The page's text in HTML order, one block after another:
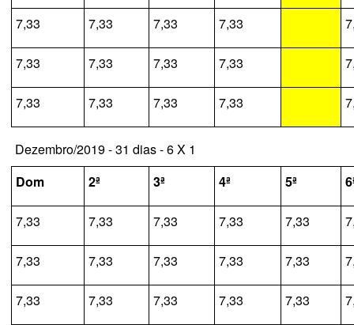
7,33 7,33 7,33 7,33
7,33 7,33 7,33 7,33
7,33 7,33 7,33 7,33
Dezembro/2019 - 31 dias - 6 X 1
Dom
2ª 3ª 4ª 5ª
7,33 7,33 7,33 7,33 7,33
7,33 7,33 7,33 7,33 7,33
7,33 7,33 7,33 7,33 7,33